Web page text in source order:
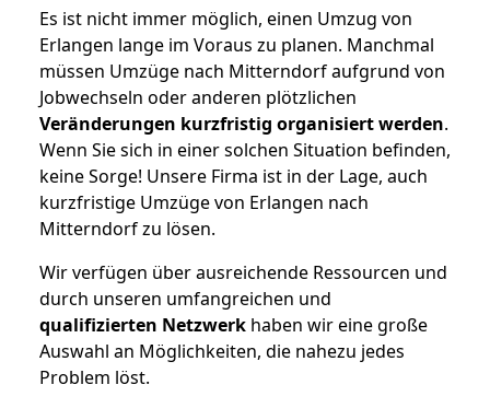
Es ist nicht immer möglich, einen Umzug von
Erlangen lange im Voraus zu planen. Manchmal
müssen Umzüge nach Mitterndorf aufgrund von
Jobwechseln oder anderen plötzlichen
Veränderungen kurzfristig organisiert werden.
Wenn Sie sich in einer solchen Situation befinden,
keine Sorge! Unsere Firma ist in der Lage, auch
kurzfristige Umzüge von Erlangen nach
Mitterndorf zu lösen.
Wir verfügen über ausreichende Ressourcen und
durch unseren umfangreichen und
qualifizierten Netzwerk haben wir eine große
Auswahl an Möglichkeiten, die nahezu jedes
Problem löst.